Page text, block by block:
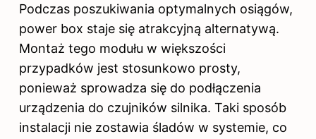
Podczas poszukiwania optymalnych osiągów,
power box staje się atrakcyjną alternatywą.
Montaż tego modułu w większości
przypadków jest stosunkowo prosty,
ponieważ sprowadza się do podłączenia
urządzenia do czujników silnika. Taki sposób
instalacji nie zostawia śladów w systemie, co